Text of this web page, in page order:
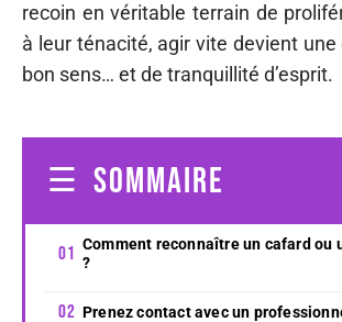
recoin en véritable terrain de
à leur ténacité, agir vite devient une
bon sens… et de tranquillité d’esprit.
SOMMAIRE
Comment reconnaître un cafard ou
?
Prenez contact avec un